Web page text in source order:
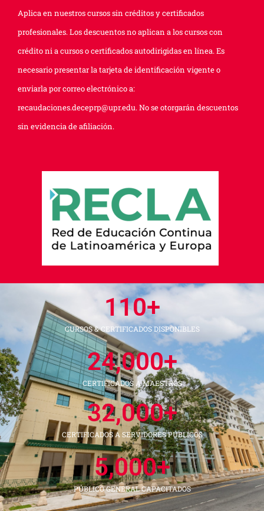
Aplica en nuestros cursos sin créditos y certificados
profesionales. Los descuentos no aplican a los cursos con
crédito ni a cursos o certificados autodirigidas en línea. Es
necesario presentar la tarjeta de identificación vigente o
enviarla por correo electrónico a:
recaudaciones.deceprp@upr.edu. No se otorgarán descuentos
sin evidencia de afiliación.
CURSOS & CERTIFICADOS DISPONIBLES
110+
CERTIFICADOS A MAESTROS
24,000+
CERTIFICADOS A SERVIDORES PÚBLICOS
32,000+
PÚBLICO GENERAL CAPACITADOS
5,000+